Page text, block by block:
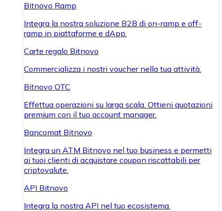
Bitnovo Ramp
Integra la nostra soluzione B2B di on-ramp e off-
ramp in piattaforme e dApp.
Carte regalo Bitnovo
Commercializza i nostri voucher nella tua attività.
Bitnovo OTC
Effettua operazioni su larga scala. Ottieni quotazioni
premium con il tuo account manager.
Bancomat Bitnovo
Integra un ATM Bitnovo nel tuo business e permetti
ai tuoi clienti di acquistare coupon riscattabili per
criptovalute.
API Bitnovo
Integra la nostra API nel tuo ecosistema.